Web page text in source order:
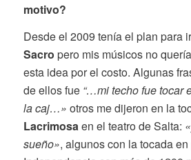
motivo?
Desde el 2009 tenía el plan para
Sacro pero mis músicos no
esta idea por el costo. Algunas
de ellos fue “…mi techo fue tocar
la caj…» otros me dijeron en la
Lacrimosaen el teatro de Salta:
sueño», algunos con la tocada